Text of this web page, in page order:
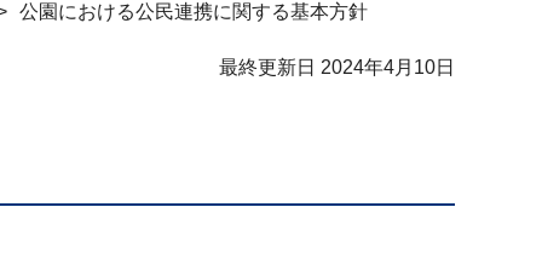
公園における公民連携に関する基本方針
最終更新日 2024年4月10日